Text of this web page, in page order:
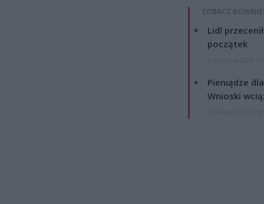
ZOBACZ
Lidl
początek
Pieniądze
Wnioski